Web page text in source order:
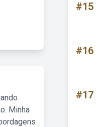
Minha
#15
#16
#17